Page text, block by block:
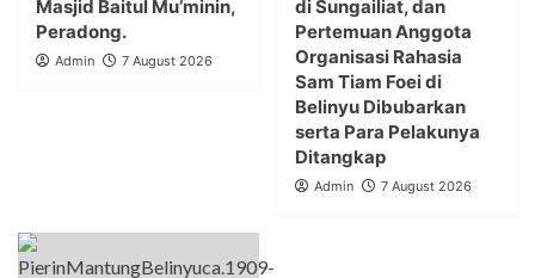
Masjid Baitul Mu’minin,
Peradong.
Admin 7 August 2026
di Sungailiat, dan
Pertemuan Anggota
Organisasi Rahasia
Sam Tiam Foei di
Belinyu Dibubarkan
serta Para Pelakunya
Ditangkap
Admin 7 August 2026